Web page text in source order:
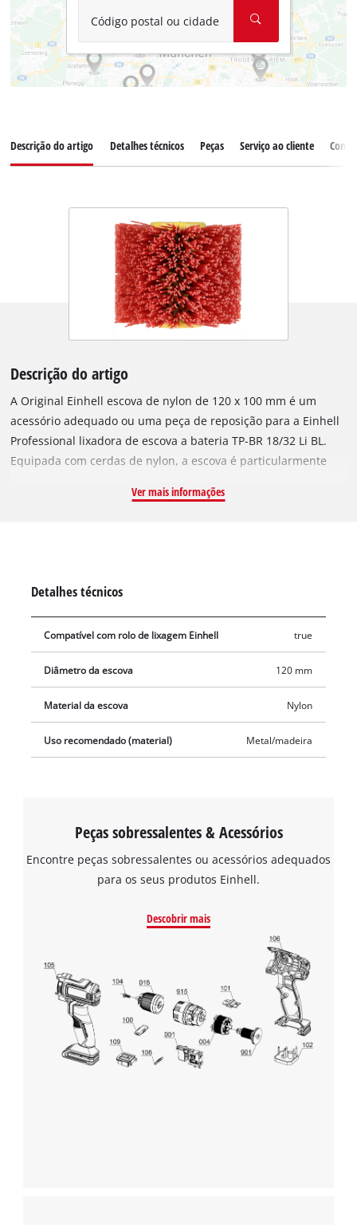
Código postal ou cidade
Descrição do artigo Detalhes técnicos Peças Serviço ao cliente
Descrição do artigo
A Original Einhell escova de nylon de 120 x 100 mm é um
acessório adequado ou uma peça de reposição para a Einhell
Professional lixadora de escova a bateria TP-BR 18/32 Li BL.
Equipada com cerdas de nylon, a escova é particularmente
também pode ser facilmente lixada. A escova de nylon tem
Ver mais informações
Detalhes técnicos
Compatível com rolo de lixagem Einhell true
Diâmetro da escova 120 mm
Material da escova Nylon
Uso recomendado (material) Metal/madeira
Peças sobressalentes & Acessórios
Encontre peças sobressalentes ou acessórios adequados
para os seus produtos Einhell.
Descobrir mais